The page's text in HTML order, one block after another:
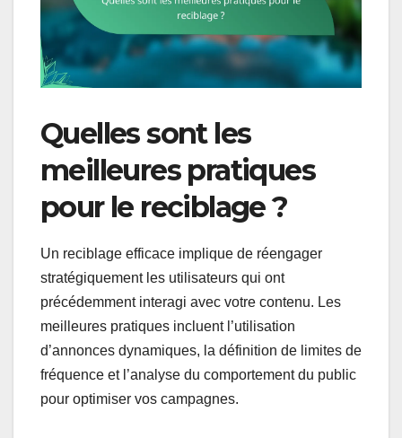
Quelles sont les
meilleures pratiques
pour le reciblage ?
Un reciblage efficace implique de réengager
stratégiquement les utilisateurs qui ont
précédemment interagi avec votre contenu. Les
meilleures pratiques incluent l’utilisation
d’annonces dynamiques, la définition de limites de
fréquence et l’analyse du comportement du public
pour optimiser vos campagnes.